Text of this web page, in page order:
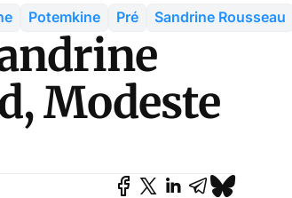
Potemkine Pré Sandrine Rousseau
Modeste